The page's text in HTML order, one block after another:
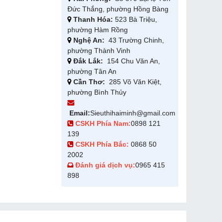
Đức Thắng, phường Hồng Bàng
Thanh Hóa: 523 Bà Triệu,
phường Hàm Rồng
Nghệ An: 43 Trường Chinh,
phường Thành Vinh
Đắk Lắk: 154 Chu Văn An,
phường Tân An
Cần Thơ: 285 Võ Văn Kiệt,
phường Bình Thủy
Email:Sieuthihaiminh@gmail.com
CSKH Phía Nam:0898 121
139
CSKH Phía Bắc: 0868 50
2002
Đánh giá dịch vụ:0965 415
898